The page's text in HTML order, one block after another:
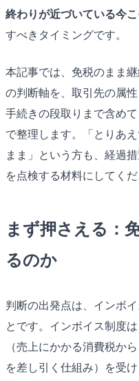
終わりが近づいている今
すべきタイミングです。
本記事では、免税のまま
の判断軸を、取引先の属
手続きの段取りまで含め
で整理します。「とりあ
まま」という方も、経過
を点検する材料にしてくだ
まず押さえる：
るのか
判断の出発点は、インボ
とです。インボイス制度
（売上にかかる消費税か
を差し引く仕組み）を受